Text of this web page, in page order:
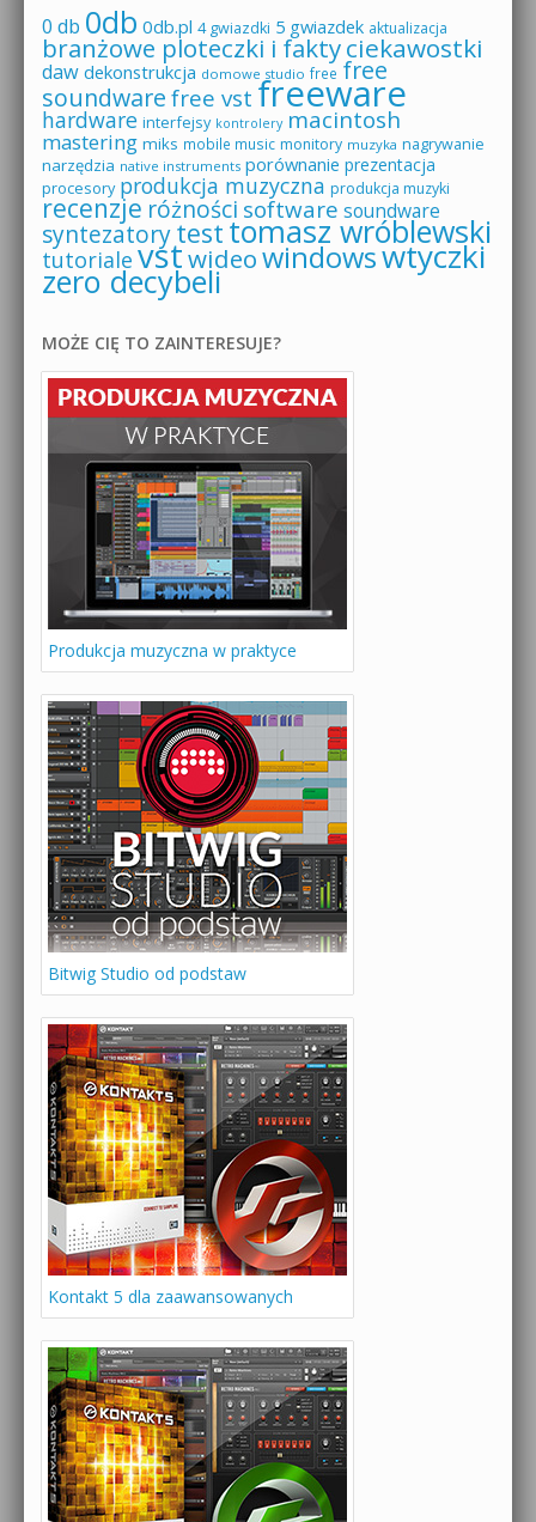
0 db 0db 0db.pl 4 gwiazdki 5 gwiazdek aktualizacja
branżowe ploteczki i faktyciekawostki
daw dekonstrukcja domowe studio free free
soundware free vst freeware
hardware interfejsy kontrolery macintosh
mastering miks mobile music monitory muzyka nagrywanie
narzędzia native instruments porównanie prezentacja
procesory produkcja muzyczna produkcja muzyki
recenzje różności software soundware
syntezatorytesttomasz wróblewski
tutoriale vstwideowindowswtyczki
zero decybeli
MOŻE CIĘ TO ZAINTERESUJE?
Produkcja muzyczna w praktyce
Bitwig Studio od podstaw
Kontakt 5 dla zaawansowanych